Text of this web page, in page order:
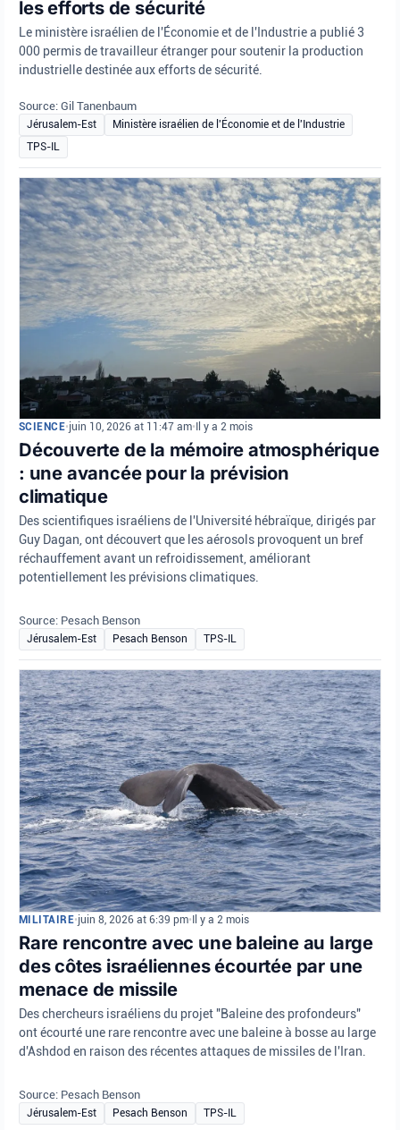
les efforts de sécurité
Le ministère israélien de l'Économie et de l'Industrie a publié 3
000 permis de travailleur étranger pour soutenir la production
industrielle destinée aux efforts de sécurité.
Source: Gil Tanenbaum
Jérusalem-Est
Ministère israélien de l'Économie et de l'Industrie
TPS-IL
SCIENCE•juin 10, 2026 at 11:47 am• Il y a 2 mois
Découverte de la mémoire atmosphérique
: une avancée pour la prévision
climatique
Des scientifiques israéliens de l'Université hébraïque, dirigés par
Guy Dagan, ont découvert que les aérosols provoquent un bref
réchauffement avant un refroidissement, améliorant
potentiellement les prévisions climatiques.
Source: Pesach Benson
Jérusalem-Est Pesach Benson TPS-IL
MILITAIRE•juin 8, 2026 at 6:39 pm•Il y a 2 mois
Rare rencontre avec une baleine au large
des côtes israéliennes écourtée par une
menace de missile
Des chercheurs israéliens du projet "Baleine des profondeurs"
ont écourté une rare rencontre avec une baleine à bosse au large
d'Ashdod en raison des récentes attaques de missiles de l'Iran.
Source: Pesach Benson
Jérusalem-Est Pesach Benson TPS-IL